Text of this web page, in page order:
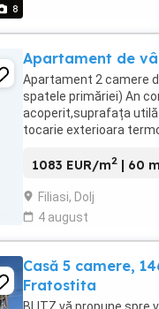
8
Apartament de
Apartament 2 camere
spatele primăriei) An
acoperit,suprafața
tocarie exterioara
1083 EUR/m2 | 60 m
Filiasi, Dolj
4 august
Casă 5 camere,
Fratostita
BLITZ vă propune